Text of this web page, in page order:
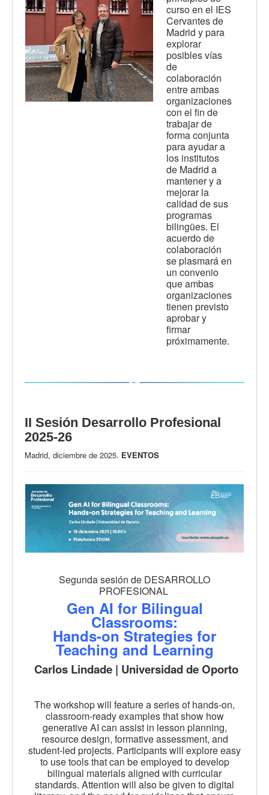
curso en el IES
Cervantes de
Madrid y para
explorar
posibles vías
de
colaboración
entre ambas
organizaciones
con el fin de
trabajar de
forma conjunta
para ayudar a
los institutos
de Madrid a
mantener y a
mejorar la
calidad de sus
programas
bilingües. El
acuerdo de
colaboración
se plasmará en
un convenio
que ambas
organizaciones
tienen previsto
aprobar y
firmar
próximamente.
II Sesión Desarrollo Profesional
2025-26
Madrid, diciembre de 2025. EVENTOS
Segunda sesión de DESARROLLO
PROFESIONAL
Gen AI for Bilingual
Classrooms:
Hands-on Strategies for
Teaching and Learning
Carlos Lindade | Universidad de Oporto
The workshop will feature a series of hands-on,
classroom-ready examples that show how
generative AI can assist in lesson planning,
resource design, formative assessment, and
student-led projects. Participants will explore easy
to use tools that can be employed to develop
bilingual materials aligned with curricular
standards. Attention will also be given to digital